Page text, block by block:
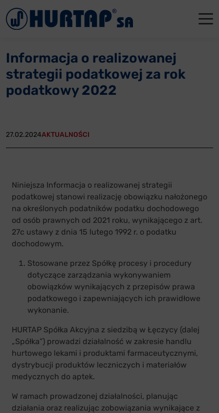
Informacja o realizowanej
strategii podatkowej za rok
podatkowy 2022
27.02.2024AKTUALNOŚCI
Niniejsza Informacja o realizowanej strategii
podatkowej stanowi realizację obowiązku nałożonego
na określonych podatników podatku dochodowego
od osób prawnych od 2021 roku, wynikającego z art.
27c ustawy z dnia 15 lutego 1992 r. o podatku
dochodowym.
Stosowane przez Spółkę procesy i procedury
dotyczące zarządzania wykonywaniem
obowiązków wynikających z przepisów prawa
podatkowego i zapewniających ich prawidłowe
wykonanie.
HURTAP Spółka Akcyjna z siedzibą w Łęczycy (dalej
„Spółka”) prowadzi działalność w zakresie handlu
hurtowego lekami i produktami farmaceutycznymi,
dystrybucji produktów leczniczych i materiałów
medycznych do aptek.
W ramach prowadzonej działalności, planując
działania oraz realizując zobowiązania wynikające z
Menu
Aktualności
Współpraca
Reklamacje
Kontakt